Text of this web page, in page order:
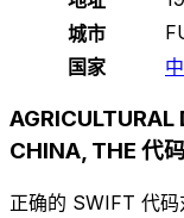
城市
国家
CHINA, THE 代
正确的 SWIFT 代